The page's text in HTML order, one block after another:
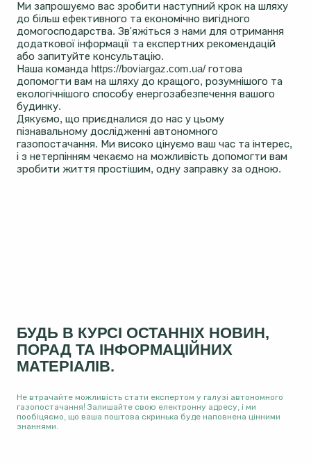
Ми запрошуємо вас зробити наступний крок на шляху
до більш ефективного та економічно вигідного
домогосподарства. Зв'яжіться з нами для отримання
додаткової інформації та експертних рекомендацій
або запитуйте консультацію.
Наша команда https://boviargaz.com.ua/ готова
допомогти вам на шляху до кращого, розумнішого та
екологічнішого способу енергозабезпечення вашого
будинку.
Дякуємо, що приєдналися до нас у цьому
пізнавальному дослідженні автономного
газопостачання. Ми високо цінуємо ваш час та інтерес,
і з нетерпінням чекаємо на можливість допомогти вам
зробити життя простішим, одну заправку за одною.
БУДЬ В КУРСІ ОСТАННІХ НОВИН,
ПОРАД ТА ІНФОРМАЦІЙНИХ
МАТЕРІАЛІВ.
Не втрачайте можливість стати експертом у галузі автономного
газопостачання! Залишайте свою електронну адресу, і ми
пообіцяємо, що ваша поштова скринька буде наповнена цінними
знаннями.